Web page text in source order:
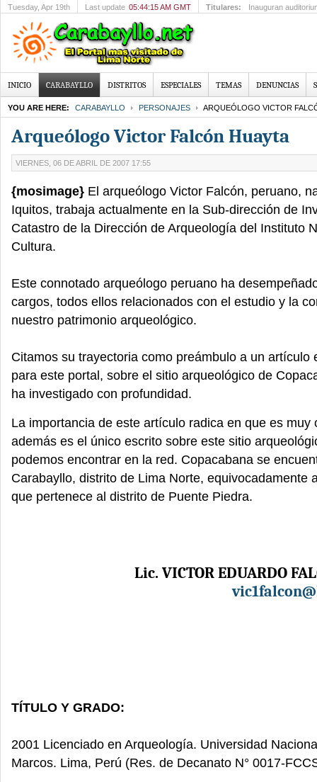
Tuesday, Apr 19th Last update 05:44:15 AM GMT Titulares: Inauguran
INICIO CARABAYLLO DISTRITOS ESPECIALES TEMAS DENUNCIAS
YOU ARE HERE: CARABAYLLO PERSONAJES ARQUEÓLOGO VICTOR
Arqueólogo Victor Falcón Huayta
VIERNES, 06 DE ABRIL DE 2007 17:55
{mosimage} El arqueólogo Victor Falcón, peruano,
Iquitos, trabaja actualmente en la Sub-dirección de
Catastro de la Dirección de Arqueología del Instituto
Cultura.
Este connotado arqueólogo peruano ha
cargos, todos ellos relacionados con el estudio y la
nuestro patrimonio arqueológico.
Citamos su trayectoria como preámbulo a un artículo
para este portal, sobre el sitio arqueológico de
ha investigado con profundidad.
La importancia de este artículo radica en que es muy
además es el único escrito sobre este sitio
podemos encontrar en la red. Copacabana se
Carabayllo, distrito de Lima Norte, equivocadamente
que pertenece al distrito de Puente Piedra.
Lic. VICTOR EDUARDO
TÍTULO Y GRADO:
2001 Licenciado en Arqueología. Universidad
Marcos. Lima, Perú (Res. de Decanato N° 0017-